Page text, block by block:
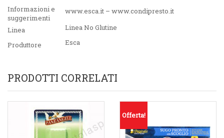
Informazioni e
suggerimenti
www.esca.it – www.condipresto.it
Linea
Linea No Glutine
Produttore
Esca
PRODOTTI CORRELATI
Offerta!